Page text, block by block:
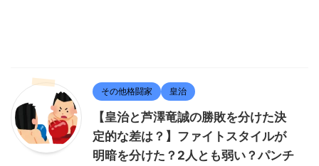
その他格闘家 皇治
【皇治と芦澤竜誠の勝敗を分けた決
定的な差は？】ファイトスタイルが
明暗を分けた？2人とも弱い？パンチ